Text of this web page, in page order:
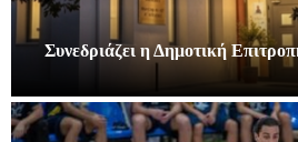
Συνεδριάζει η Δημοτική